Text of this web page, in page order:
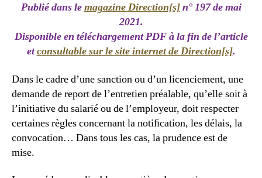
Publié dans lemagazine Direction[s]n° 197 de mai
2021.
Disponible en téléchargement PDF à la fin de l’article
etconsultable sur le site internet de Direction[s].
Dans le cadre d’une sanction ou d’un licenciement, une
demande de report de l’entretien préalable, qu’elle soit à
l’initiative du salarié ou de l’employeur, doit respecter
certaines règles concernant la notiﬁcation, les délais, la
convocation… Dans tous les cas, la prudence est de
mise.